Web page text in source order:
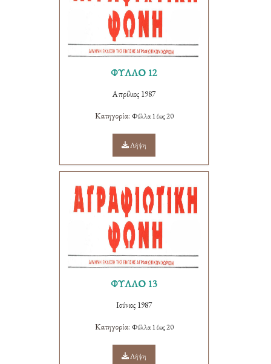
ΦΥΛΛΟ 12
Απρίλιος 1987
Κατηγορία: Φύλλα 1 έως 20
Λήψη
ΦΥΛΛΟ 13
Ιούνιος 1987
Κατηγορία: Φύλλα 1 έως 20
Λήψη